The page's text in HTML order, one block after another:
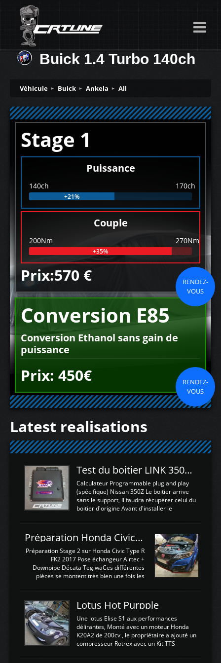
Buick 1.4 Turbo 140ch
Véhicule Buick Ankela All
Stage 1
Puissance
140ch 170ch
+21%
Couple
200Nm 270Nm
+35%
Prix:570 €
RENDEZ-
VOUS
Conversion E85
Conversion Ethanol sans gain de
puissance
Prix: 450€
RENDEZ-
VOUS
Latest realisations
Test du boitier LINK 350Z Plugin ECU
Calculateur Programmable plug and play
(spécifique) Nissan 350Z Le boitier arrive
sans le support, Il faudra récupérer celui du
boitier d'origine Avant d'installer le
d'envoyer l'information de la large bande
dans le boitier. sydney sweeney deepfake
La sortie 0-5V de l'afr sera connectée sur
l'entrée AN Volt 8 et GndAN pour
Analogique, et Volt car l'information est une
tension (Pas une résistance variable d'un
est temps de brancher le ...
Préparation Honda Civic Type R FK2
Préparation Stage 2 sur Honda Civic Type R
FK2 2017 Pose échangeur Airtec +
Downpipe Décata TegiwaCes différentes
pièces se montent très bien une fois les
légere découpe du plastique inferieur,
negénant en rien la structure ou le
fonctionnement du fond plat. Une
reprogrammation Stage 2 est faite sur le
calculateur d'origine. Une alternative
économique au passage sur Hondata
d'origine 310cv et 400Nn , Une fois
Lotus Hot Purpple
Une lotus Elise S1 aux performances
délirantes, Monté avec un moteur Honda
K20A2 de 200cv , le propriétaire a ajouté un
compresseur Rotrex avec un Kit TTS